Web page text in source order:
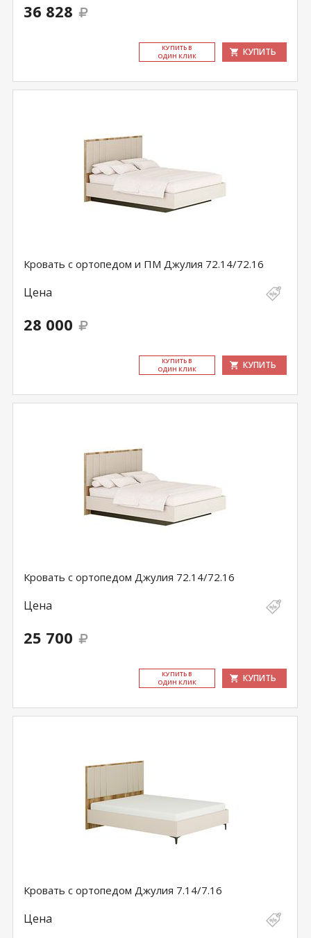
36 828
КУ­ПИТЬ В
ОДИН КЛИК
КУПИТЬ
Кровать с ортопедом и ПМ Джулия 72.14/72.16
Цена
28 000
КУ­ПИТЬ В
ОДИН КЛИК
КУПИТЬ
Кровать с ортопедом Джулия 72.14/72.16
Цена
25 700
КУ­ПИТЬ В
ОДИН КЛИК
КУПИТЬ
Кровать с ортопедом Джулия 7.14/7.16
Цена